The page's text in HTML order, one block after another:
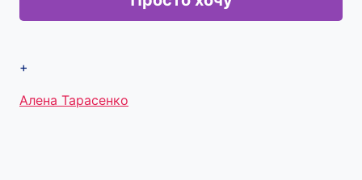
+
Метки
Алена Тарасенко